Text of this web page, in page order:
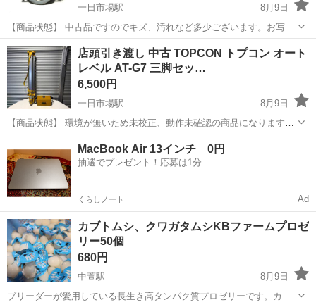
一日市場駅
8月9日
【商品状態】 中古品ですのでキズ、汚れなど多少ございます。お写真
にてご確認下さい。 現在店頭でも販売中です。 販売済みの場合はご容
赦くださいませ。 （※店頭受け渡し）当社では品物を直接お客様に見
て頂き安心して...
長野 安曇野市 一日市場駅 その他 店頭
店頭引き渡し 中古 TOPCON トプコン オート
レベル AT-G7 三脚セッ…
6,500円
一日市場駅
8月9日
【商品状態】 環境が無いため未校正、動作未確認の商品になります。
調整等必要な場合がございます。 予めご了承ください。 中古品ですの
でキズ、汚れなど多少ございます。お写真にてご確認下さい。 ベタつ
きのある箇所がございま...
その他
MacBook Air 13インチ 0円
抽選でプレゼント！応募は1分
くらしノート Ad
カブトムシ、クワガタムシKBファームプロゼ
リー50個
680円
中萱駅
8月9日
ブリーダーが愛用している長生き高タンパク質プロゼリーです。カブ